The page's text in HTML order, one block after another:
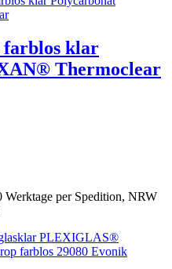
farblos klar
Thermoclear
Werktage per Spedition, NRW